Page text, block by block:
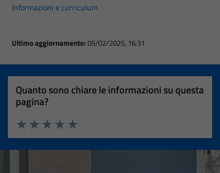
Informazioni e curriculum
Ultimo aggiornamento:05/02/2025, 16:31
Quanto sono chiare le informazioni su questa
pagina?
Valuta 5 stelle su 5
Valuta 4 stelle su 5
Valuta 3 stelle su 5
Valuta 2 stelle su 5
Valuta 1 stelle su 5